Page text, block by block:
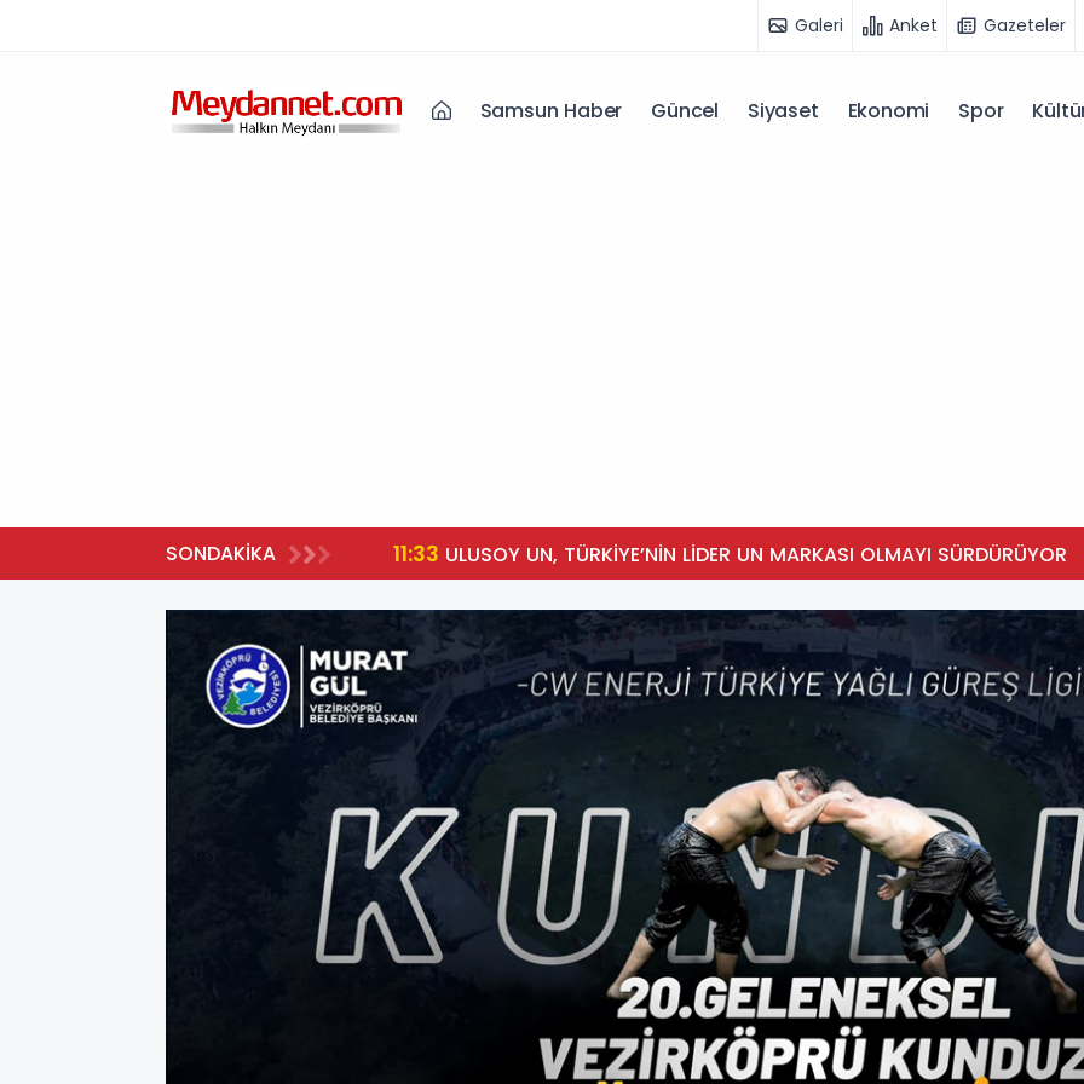
Galeri Anket Gazeteler
Samsun Haber Güncel Siyaset Ekonomi Spor
SONDAKİKA 11:33 ULUSOY UN, TÜRKİYE’NİN LİDER UN MARKASI OLMAYI SÜRDÜRÜYOR